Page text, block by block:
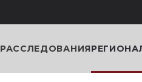
РАССЛЕДОВАНИЯ